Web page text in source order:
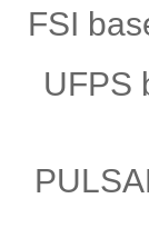
FSI
UFPS